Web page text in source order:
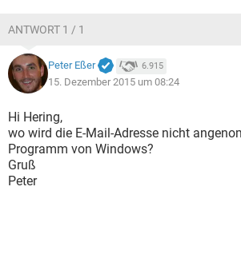
ANTWORT 1 / 1
Peter Eßer 6.915
15. Dezember 2015 um 08:24
Hi Hering,
wo wird die E-Mail-Adresse nicht
Programm von Windows?
Gruß
Peter